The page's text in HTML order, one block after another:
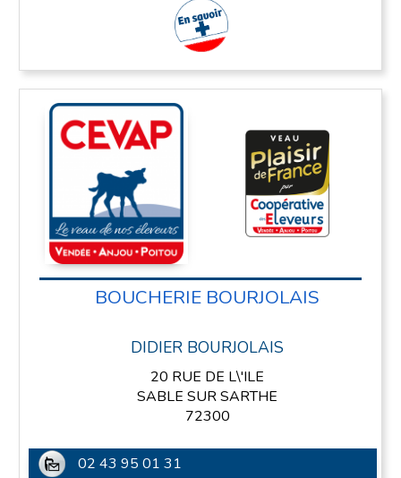
BOUCHERIE BOURJOLAIS
DIDIER BOURJOLAIS
20 RUE DE L\'ILE
SABLE SUR SARTHE
72300
02 43 95 01 31